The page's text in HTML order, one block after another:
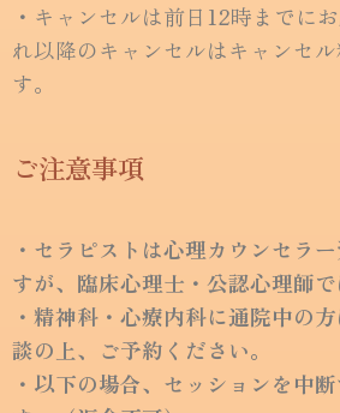
・キャンセルは前日12時までに
れ以降のキャンセルはキャンセ
す。
ご注意事項
・セラピストは心理カウンセラ
すが、臨床心理士・公認心理師で
・精神科・心療内科に通院中の
談の上、ご予約ください。
・以下の場合、セッションを中